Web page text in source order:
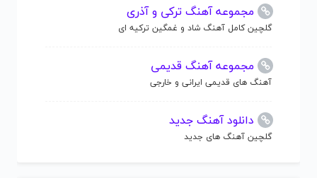
مجموعه آهنگ ترکی و آذری
گلچین کامل آهنگ شاد و غمگین ترکیه ای
مجموعه آهنگ قدیمی
آهنگ های قدیمی ایرانی و خارجی
دانلود آهنگ جدید
گلچین آهنگ های جدید